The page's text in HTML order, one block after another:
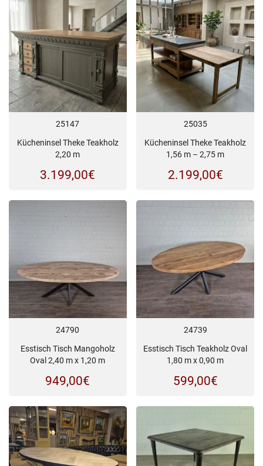
25147
Kücheninsel Theke Teakholz
2,20 m
3.199,00€
25035
Kücheninsel Theke Teakholz
1,56 m – 2,75 m
2.199,00€
24790
Esstisch Tisch Mangoholz
Oval 2,40 m x 1,20 m
949,00€
24739
Esstisch Tisch Teakholz Oval
1,80 m x 0,90 m
599,00€